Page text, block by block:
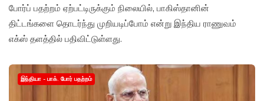
போர்ப் பதற்றம் ஏற்பட்டிருக்கும் நிலையில், பாகிஸ்தானின்
திட்டங்களை தொடர்ந்து முறியடிப்போம் என்று இந்திய ராணுவம்
எக்ஸ் தளத்தில் பதிவிட்டுள்ளது.
இந்தியா - பாக். போர் பதற்றம்